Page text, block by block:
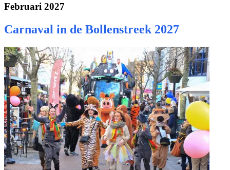
Februari 2027
Carnaval in de Bollenstreek 2027